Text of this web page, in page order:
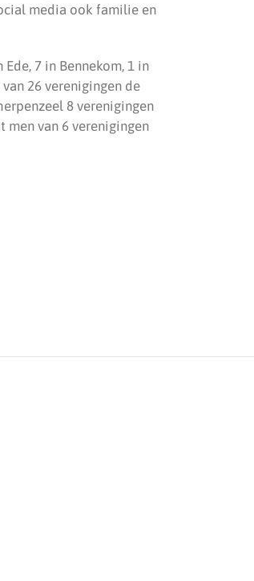
media ook familie en
7 in Bennekom, 1 in
26 verenigingen de
8 verenigingen
men van 6 verenigingen